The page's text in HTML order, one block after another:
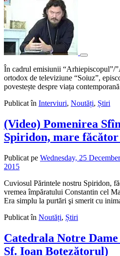
În cadrul emisiunii “Arhiepiscopul”/
ortodox de televiziune “Soiuz”,
povestește despre viața
Publicat în Interviuri, Noutăți, Știri
(Video) Pomenirea
Spiridon, mare
Publicat pe Wednesday, 25
2015
Cuviosul Părintele nostru Spiridon,
vremea împăratului Constantin cel
Era simplu la purtări şi smerit cu
Publicat în Noutăți, Știri
Catedrala Notre
Sf. Ioan Botezătorul)